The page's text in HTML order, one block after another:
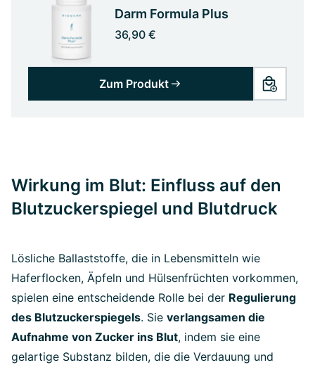
Darm Formula Plus
36,90 €
Zum Produkt
Wirkung im Blut: Einfluss auf den
Blutzuckerspiegel und Blutdruck
Lösliche Ballaststoffe, die in Lebensmitteln wie
Haferflocken, Äpfeln und Hülsenfrüchten vorkommen,
spielen eine entscheidende Rolle bei der Regulierung
des Blutzuckerspiegels. Sie verlangsamen die
Aufnahme von Zucker ins Blut, indem sie eine
gelartige Substanz bilden, die die Verdauung und